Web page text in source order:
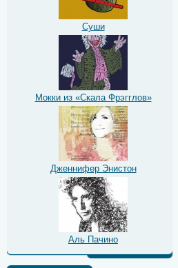
Суши
Мокки из «Скала Фрэгглов»
Дженнифер Энистон
Аль Пачино